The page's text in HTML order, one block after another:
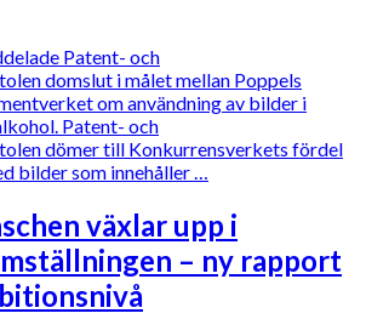
Patent- och
domslut i målet mellan Poppels
om användning av bilder i
Patent- och
dömer till Konkurrensverkets fördel
bilder som innehåller …
växlar upp i
– ny rapport